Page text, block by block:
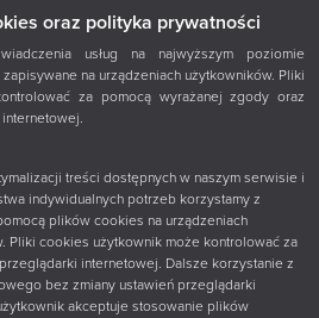
oraz polityka prywatności
usług na najwyższym poziomie
na urządzeniach użytkowników. Pliki
za pomocą wyrażanej zgody oraz
treści dostępnych w naszym serwisie i
indywidualnych potrzeb korzystamy z
plików cookies na urządzeniach
Pliki cookies użytkownik może kontrolować za
internetowej. Dalsze korzystanie z
bez zmiany ustawień przeglądarki
akceptuje stosowanie plików